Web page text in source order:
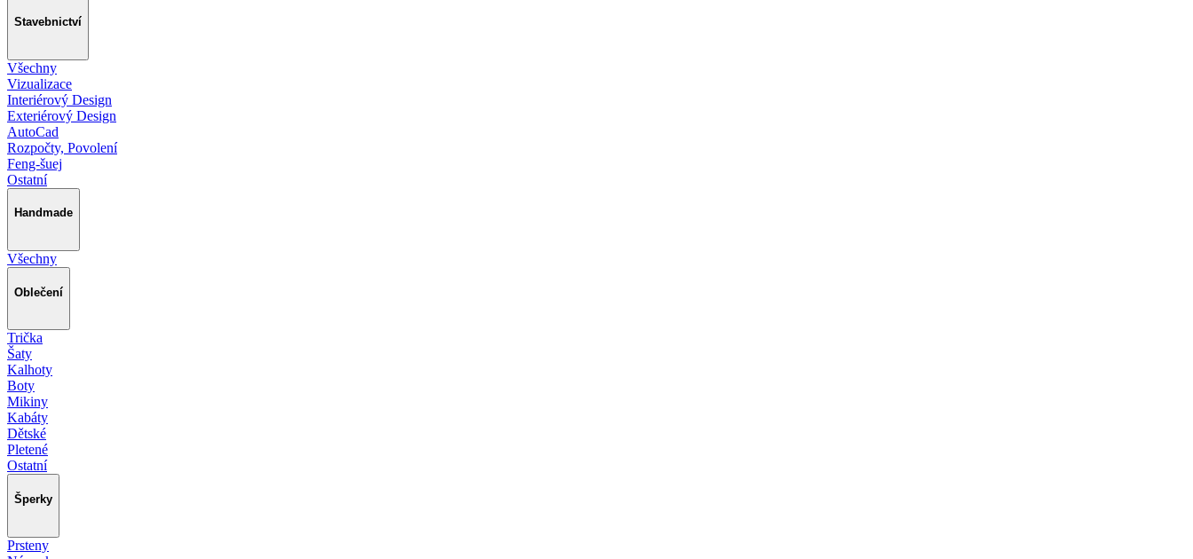
Stavebnictví
Všechny
Vizualizace
Interiérový Design
Exteriérový Design
AutoCad
Rozpočty, Povolení
Feng-šuej
Ostatní
Handmade
Všechny
Oblečení
Trička
Šaty
Kalhoty
Boty
Mikiny
Kabáty
Dětské
Pletené
Ostatní
Šperky
Prsteny